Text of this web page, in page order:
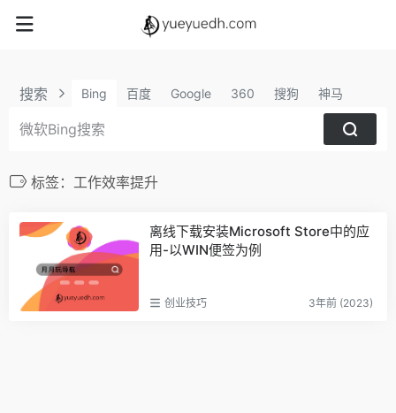
搜索 Bing 百度 Google 360 搜狗 神马
标签：工作效率提升
离线下载安装Microsoft Store中的应
用-以WIN便签为例
创业技巧 3年前 (2023)